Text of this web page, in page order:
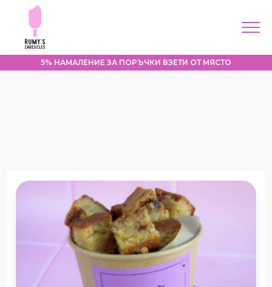
Contacts
Моят профил
Place an order
5% НАМАЛЕНИЕ ЗА ПОРЪЧКИ ВЗЕТИ ОТ МЯСТО